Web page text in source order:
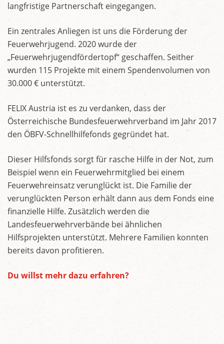
langfristige Partnerschaft eingegangen.
Ein zentrales Anliegen ist uns die Förderung der
Feuerwehrjugend. 2020 wurde der
„Feuerwehrjugendfördertopf“ geschaffen. Seither
wurden 115 Projekte mit einem Spendenvolumen von
30.000 € unterstützt.
FELIX Austria ist es zu verdanken, dass der
Österreichische Bundesfeuerwehrverband im Jahr 2017
den ÖBFV-Schnellhilfefonds gegründet hat.
Dieser Hilfsfonds sorgt für rasche Hilfe in der Not, zum
Beispiel wenn ein Feuerwehrmitglied bei einem
Feuerwehreinsatz verunglückt ist. Die Familie der
verunglückten Person erhält dann aus dem Fonds eine
finanzielle Hilfe. Zusätzlich werden die
Landesfeuerwehrverbände bei ähnlichen
Hilfsprojekten unterstützt. Mehrere Familien konnten
bereits davon profitieren.
Du willst mehr dazu erfahren?